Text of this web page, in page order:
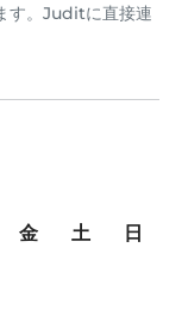
す。Juditに直接連
金 土
日